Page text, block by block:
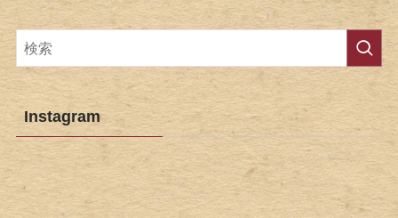
Instagram